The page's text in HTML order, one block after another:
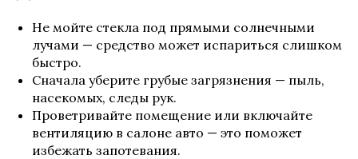
Не мойте стекла под прямыми солнечными
лучами — средство может испариться слишком
быстро.
Сначала уберите грубые загрязнения — пыль,
насекомых, следы рук.
Проветривайте помещение или включайте
вентиляцию в салоне авто — это поможет
избежать запотевания.